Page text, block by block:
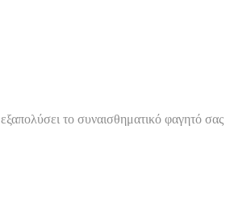
το συναισθηματικό φαγητό σας